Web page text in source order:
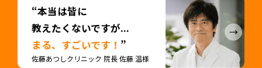
“本当は皆に
教えたくないですが...
まる、すごいです！ ”
佐藤あつしクリニック 院長 佐藤 温様